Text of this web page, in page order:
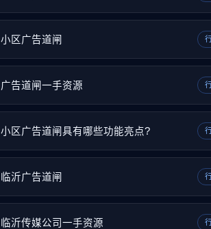
小区广告道闸
广告道闸一手资源
小区广告道闸具有哪些功能亮点?
临沂广告道闸
临沂传媒公司一手资源